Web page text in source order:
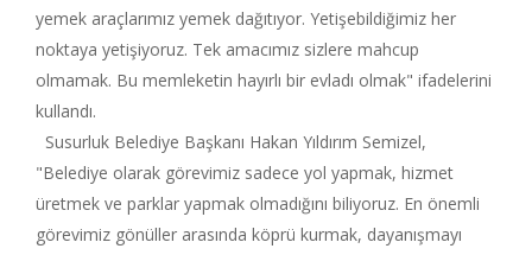
yemek araçlarımız yemek dağıtıyor. Yetişebildiğimiz her
noktaya yetişiyoruz. Tek amacımız sizlere mahcup
olmamak. Bu memleketin hayırlı bir evladı olmak" ifadelerini
kullandı.
Susurluk Belediye Başkanı Hakan Yıldırım Semizel,
"Belediye olarak görevimiz sadece yol yapmak, hizmet
üretmek ve parklar yapmak olmadığını biliyoruz. En önemli
görevimiz gönüller arasında köprü kurmak, dayanışmayı